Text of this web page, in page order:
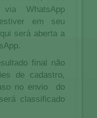
WhatsApp
em seu
será aberta a
final não
de cadastro,
no envio do
classificado